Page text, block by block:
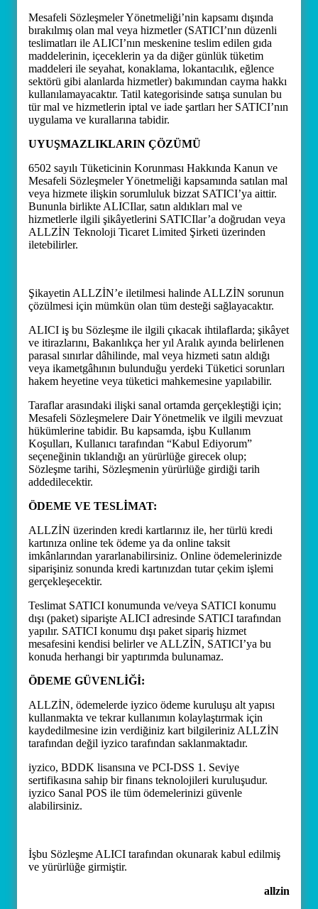
Mesafeli Sözleşmeler Yönetmeliği’nin kapsamı dışında
bırakılmış olan mal veya hizmetler (SATICI’nın düzenli
teslimatları ile ALICI’nın meskenine teslim edilen gıda
maddelerinin, içeceklerin ya da diğer günlük tüketim
maddeleri ile seyahat, konaklama, lokantacılık, eğlence
sektörü gibi alanlarda hizmetler) bakımından cayma hakkı
kullanılamayacaktır. Tatil kategorisinde satışa sunulan bu
tür mal ve hizmetlerin iptal ve iade şartları her SATICI’nın
uygulama ve kurallarına tabidir.
UYUŞMAZLIKLARIN ÇÖZÜMÜ
6502 sayılı Tüketicinin Korunması Hakkında Kanun ve
Mesafeli Sözleşmeler Yönetmeliği kapsamında satılan mal
veya hizmete ilişkin sorumluluk bizzat SATICI’ya aittir.
Bununla birlikte ALICIlar, satın aldıkları mal ve
hizmetlerle ilgili şikâyetlerini SATICIlar’a doğrudan veya
ALLZİN Teknoloji Ticaret Limited Şirketi üzerinden
iletebilirler.
Şikayetin ALLZİN’e iletilmesi halinde ALLZİN sorunun
çözülmesi için mümkün olan tüm desteği sağlayacaktır.
ALICI iş bu Sözleşme ile ilgili çıkacak ihtilaflarda; şikâyet
ve itirazlarını, Bakanlıkça her yıl Aralık ayında belirlenen
parasal sınırlar dâhilinde, mal veya hizmeti satın aldığı
veya ikametgâhının bulunduğu yerdeki Tüketici sorunları
hakem heyetine veya tüketici mahkemesine yapılabilir.
Taraflar arasındaki ilişki sanal ortamda gerçekleştiği için;
Mesafeli Sözleşmelere Dair Yönetmelik ve ilgili mevzuat
hükümlerine tabidir. Bu kapsamda, işbu Kullanım
Koşulları, Kullanıcı tarafından “Kabul Ediyorum”
seçeneğinin tıklandığı an yürürlüğe girecek olup;
Sözleşme tarihi, Sözleşmenin yürürlüğe girdiği tarih
addedilecektir.
ÖDEME VE TESLİMAT:
ALLZİN üzerinden kredi kartlarınız ile, her türlü kredi
kartınıza online tek ödeme ya da online taksit
imkânlarından yararlanabilirsiniz. Online ödemelerinizde
siparişiniz sonunda kredi kartınızdan tutar çekim işlemi
gerçekleşecektir.
Teslimat SATICI konumunda ve/veya SATICI konumu
dışı (paket) siparişte ALICI adresinde SATICI tarafından
yapılır. SATICI konumu dışı paket sipariş hizmet
mesafesini kendisi belirler ve ALLZİN, SATICI’ya bu
konuda herhangi bir yaptırımda bulunamaz.
ÖDEME GÜVENLİĞİ:
ALLZİN, ödemelerde iyzico ödeme kuruluşu alt yapısı
kullanmakta ve tekrar kullanımın kolaylaştırmak için
kaydedilmesine izin verdiğiniz kart bilgileriniz ALLZİN
tarafından değil iyzico tarafından saklanmaktadır.
iyzico, BDDK lisansına ve PCI-DSS 1. Seviye
sertifikasına sahip bir finans teknolojileri kuruluşudur.
iyzico Sanal POS ile tüm ödemelerinizi güvenle
alabilirsiniz.
İşbu Sözleşme ALICI tarafından okunarak kabul edilmiş
ve yürürlüğe girmiştir.
allzin